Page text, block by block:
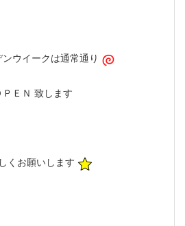
ンウイークは通常通り
ＰＥＮ 致します
くお願いします